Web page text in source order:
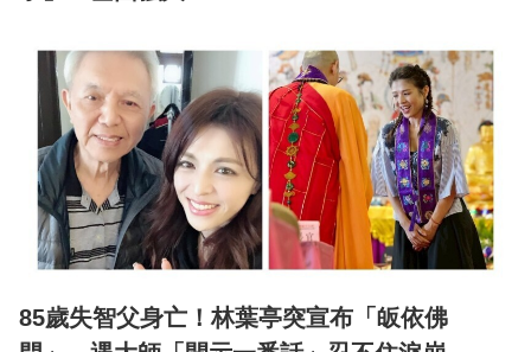
85歲失智父身亡！林葉亭突宣布「皈依佛